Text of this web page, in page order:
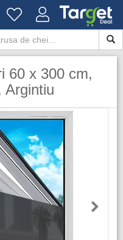
60 x 300 cm,
Argintiu